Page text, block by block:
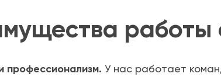
работы
профессионализм. У нас работает